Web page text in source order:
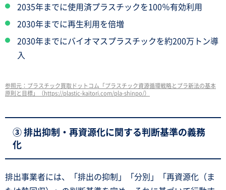
2035年までに使用済プラスチックを100％有効利用
2030年までに再生利用を倍増
2030年までにバイオマスプラスチックを約200万トン導
入
参照元：プラスチック買取ドットコム「プラスチック資源循環戦略とプラ新法の基本
原則と目標」（https://plastic-kaitori.com/pla-shinpo/）
③ 排出抑制・再資源化に関する判断基準の義務
化
排出事業者には、「排出の抑制」「分別」「再資源化（ま